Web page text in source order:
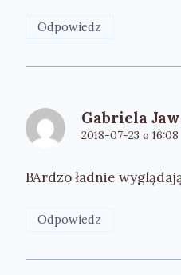
Odpowiedz
Gabriela
2018-07-23 o 16:08
BArdzo ładnie
Odpowiedz